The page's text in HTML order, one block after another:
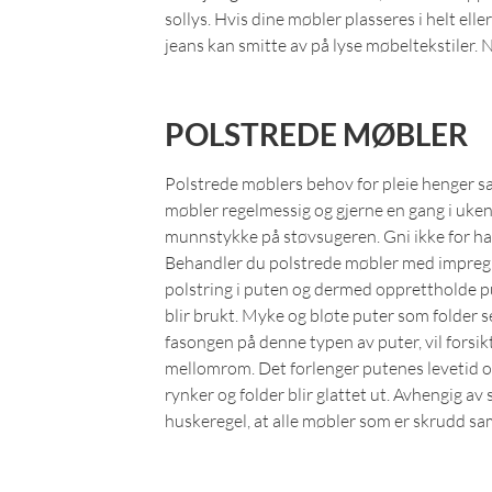
sollys. Hvis dine møbler plasseres i helt
jeans kan smitte av på lyse møbeltekstiler.
POLSTREDE MØBLER
Polstrede møblers behov for pleie henger
møbler regelmessig og gjerne en gang i
munnstykke på støvsugeren. Gni ikke for
Behandler du polstrede møbler med
polstring i puten og dermed opprettholde
blir brukt. Myke og bløte puter som folder
fasongen på denne typen av puter, vil
mellomrom. Det forlenger putenes levetid
rynker og folder blir glattet ut. Avhengig
huskeregel, at alle møbler som er skrudd